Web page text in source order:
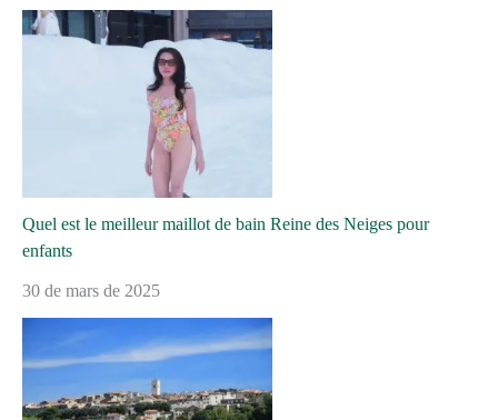
Quel est le meilleur maillot de bain Reine des Neiges pour
enfants
30 de mars de 2025